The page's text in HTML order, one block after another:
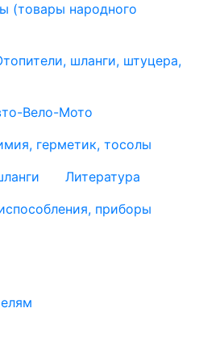
(товары народного
шланги, штуцера,
Вело-Мото
герметик, тосолы
Литература
приборы